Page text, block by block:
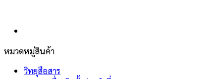
หมวดหมู่สินค้า
วิทยุสือสาร